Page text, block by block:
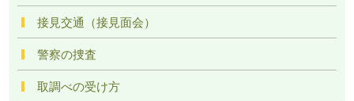
接見交通（接見面会）
警察の捜査
取調べの受け方